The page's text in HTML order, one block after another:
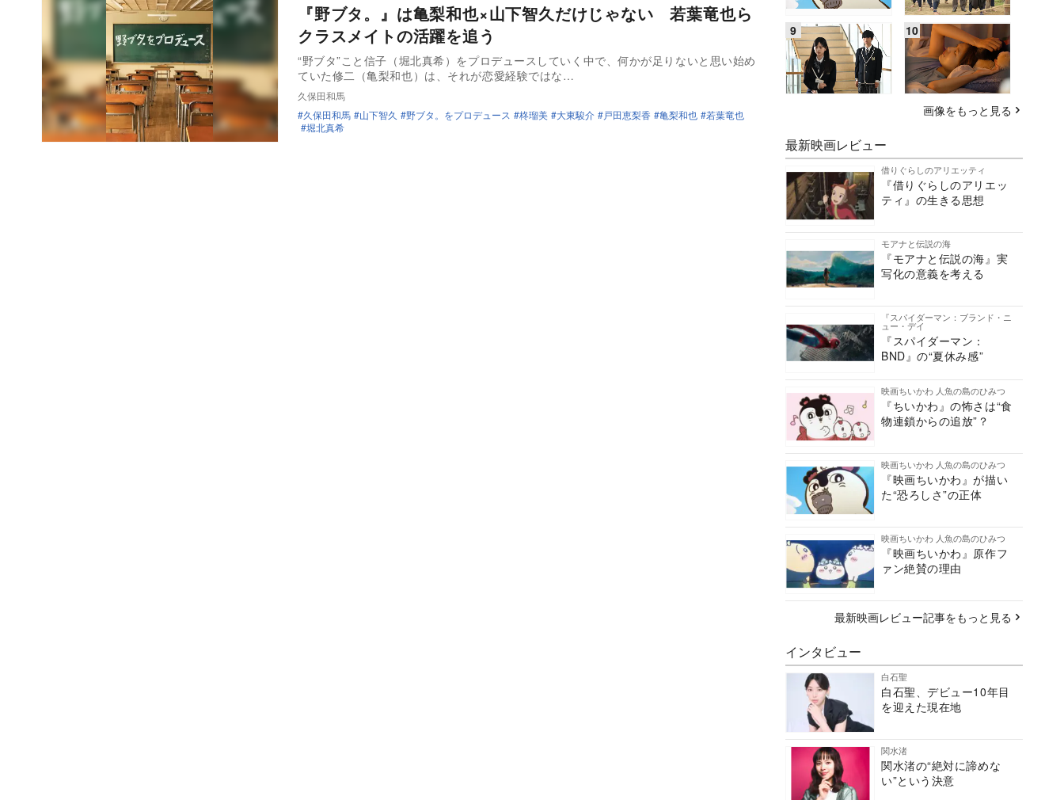
『野ブタ。』は亀梨和也×山下智久だけじゃない 若葉竜也ら
クラスメイトの活躍を追う
“野ブタ”こと信子（堀北真希）をプロデュースしていく中で、何かが足りないと思い始め
ていた修二（亀梨和也）は、それが恋愛経験ではな…
久保田和馬
久保田和馬
山下智久 野ブタ。をプロデュース 柊瑠美 大東駿介 戸田恵梨香 亀梨和也
若葉竜也
堀北真希
画像をもっと見る
最新映画レビュー
借りぐらしのアリエッティ
『借りぐらしのアリエッ
ティ』の生きる思想
モアナと伝説の海
『モアナと伝説の海』実
写化の意義を考える
『スパイダーマン：ブランド・ニ
ュー・デイ
『スパイダーマン：
BND』の“夏休み感”
映画ちいかわ 人魚の島のひみつ
『ちいかわ』の怖さは“食
物連鎖からの追放”？
映画ちいかわ 人魚の島のひみつ
『映画ちいかわ』が描い
た“恐ろしさ”の正体
映画ちいかわ 人魚の島のひみつ
『映画ちいかわ』原作フ
ァン絶賛の理由
最新映画レビュー記事をもっと見る
インタビュー
白石聖
白石聖、デビュー10年目
を迎えた現在地
関水渚
関水渚の“絶対に諦めな
い”という決意